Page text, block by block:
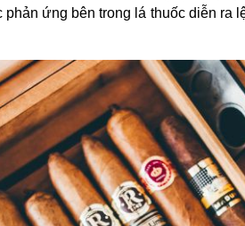
ứng bên trong lá thuốc diễn ra